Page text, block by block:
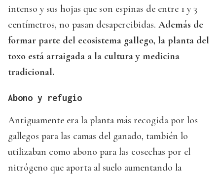
intenso y sus hojas que son espinas de entre 1 y 3
centímetros, no pasan desapercibidas. Además de
formar parte del ecosistema gallego, la planta del
toxo está arraigada a la cultura y medicina
tradicional.
Abono y refugio
Antiguamente era la planta más recogida por los
gallegos para las camas del ganado, también lo
utilizaban como abono para las cosechas por el
nitrógeno que aporta al suelo aumentando la